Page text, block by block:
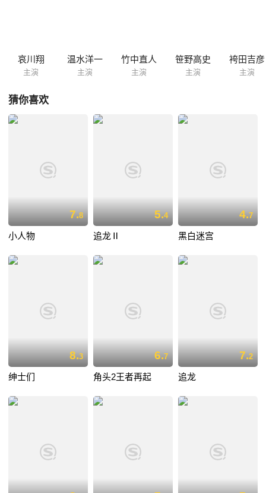
を交えて描く。
哀川翔
主演
温水洋一
主演
竹中直人
主演
笹野高史
主演
袴田吉彦
主演
猜你喜欢
7.8
小人物
5.4
追龙Ⅱ
4.7
黑白迷宫
8.3
绅士们
6.7
角头2王者再起
7.2
追龙